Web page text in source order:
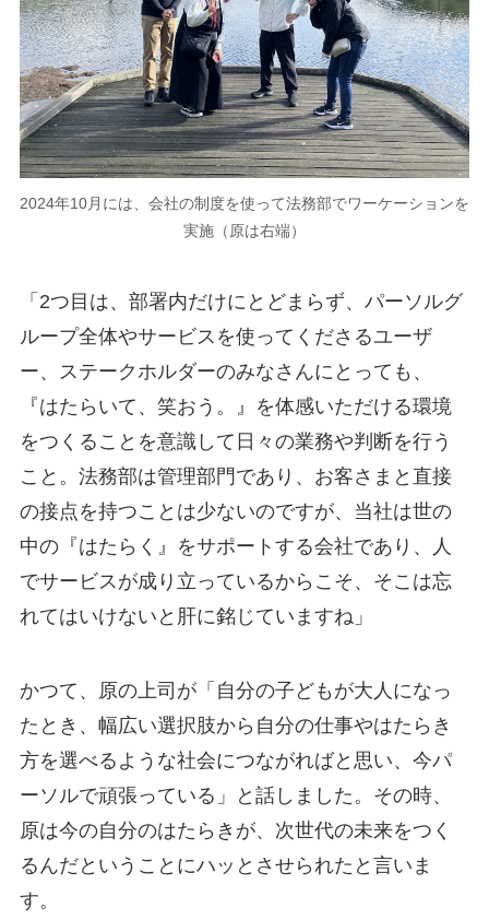
2024年10月には、会社の制度を使って法務部でワーケーションを
実施（原は右端）
「2つ目は、部署内だけにとどまらず、パーソルグ
ループ全体やサービスを使ってくださるユーザ
ー、ステークホルダーのみなさんにとっても、
『はたらいて、笑おう。』を体感いただける環境
をつくることを意識して日々の業務や判断を行う
こと。法務部は管理部門であり、お客さまと直接
の接点を持つことは少ないのですが、当社は世の
中の『はたらく』をサポートする会社であり、人
でサービスが成り立っているからこそ、そこは忘
れてはいけないと肝に銘じていますね」
かつて、原の上司が「自分の子どもが大人になっ
たとき、幅広い選択肢から自分の仕事やはたらき
方を選べるような社会につながればと思い、今パ
ーソルで頑張っている」と話しました。その時、
原は今の自分のはたらきが、次世代の未来をつく
るんだということにハッとさせられたと言いま
す。